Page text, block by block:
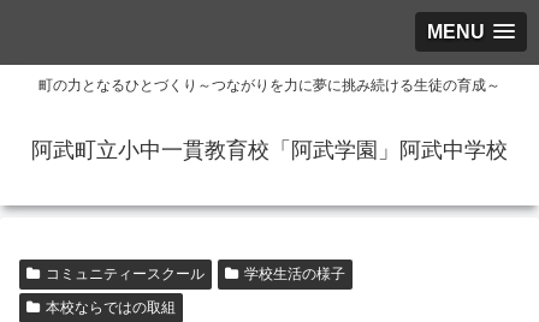
MENU
町の力となるひとづくり～つながりを力に夢に挑み続ける生徒の育成～
阿武町立小中一貫教育校「阿武学園」阿武中学校
コミュニティースクール
学校生活の様子
本校ならではの取組